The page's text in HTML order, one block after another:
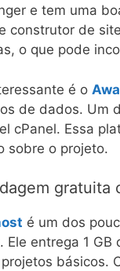
e tem uma
construtor de
o que pode
é o
de dados. Um
cPanel. Essa
sobre o projeto.
gratuita
é um dos
Ele entrega 1
básicos.